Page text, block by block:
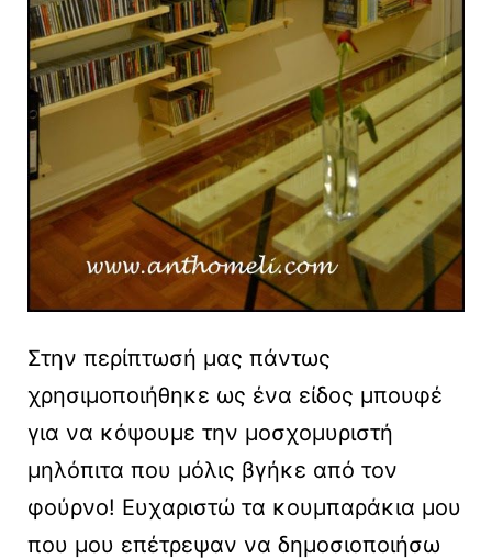
Στην περίπτωσή μας πάντως
χρησιμοποιήθηκε ως ένα είδος μπουφέ
για να κόψουμε την μοσχομυριστή
μηλόπιτα που μόλις βγήκε από τον
φούρνο! Ευχαριστώ τα κουμπαράκια μου
που μου επέτρεψαν να δημοσιοποιήσω